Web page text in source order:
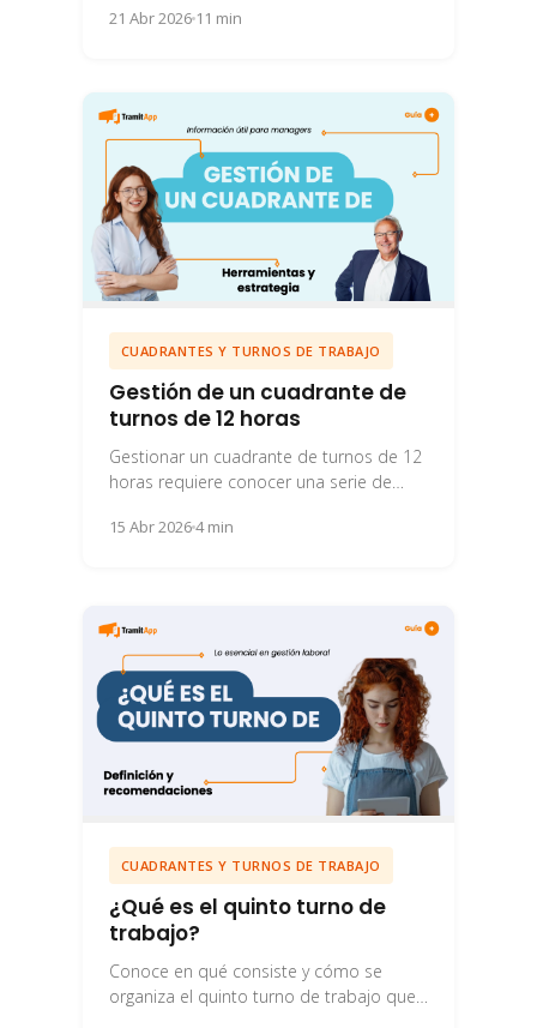
21 Abr 202611 min
CUADRANTES Y TURNOS DE TRABAJO
Gestión de un cuadrante de
turnos de 12 horas
Gestionar un cuadrante de turnos de 12
horas requiere conocer una serie de
elaboración.
15 Abr 20264 min
CUADRANTES Y TURNOS DE TRABAJO
¿Qué es el quinto turno de
trabajo?
Conoce en qué consiste y cómo se
organiza el quinto turno de trabajo que